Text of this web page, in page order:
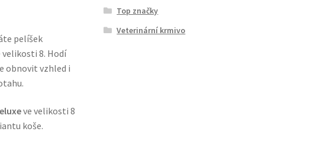
pelíšek
velikosti 8. Hodí
obnovit vzhled i
ve velikosti 8
koše.
Top značky
Veterinární krmivo